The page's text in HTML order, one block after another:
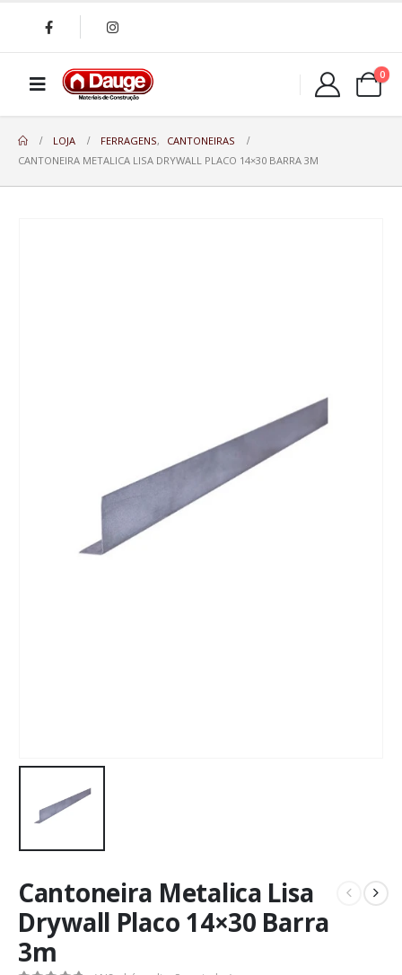
0
LOJA FERRAGENS,
CANTONEIRAS
CANTONEIRA METALICA LISA DRYWALL PLACO 14×30 BARRA 3M
Cantoneira Metalica Lisa
Drywall Placo 14×30 Barra
3m